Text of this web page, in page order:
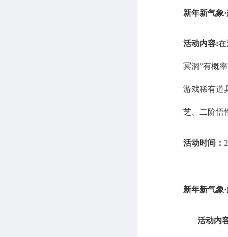
新年新气象·
活动内容:在
冥洞”有概
游戏稀有道
芝、二阶悟
活动时间：
新年新气象·
活动内